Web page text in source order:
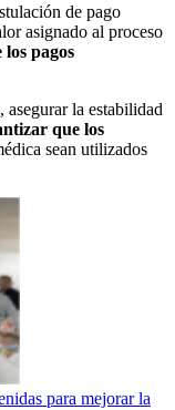
de pago
asignado al proceso
pagos
la estabilidad
que los
sean utilizados
para mejorar la